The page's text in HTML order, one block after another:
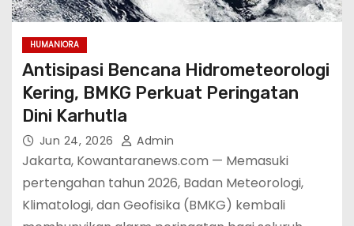
HUMANIORA
Antisipasi Bencana Hidrometeorologi
Kering, BMKG Perkuat Peringatan
Dini Karhutla
Jun 24, 2026 Admin
Jakarta, Kowantaranews.com — Memasuki
pertengahan tahun 2026, Badan Meteorologi,
Klimatologi, dan Geofisika (BMKG) kembali